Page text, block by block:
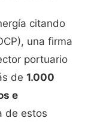
citando
una firma
portuario
de 1.000
e
de estos